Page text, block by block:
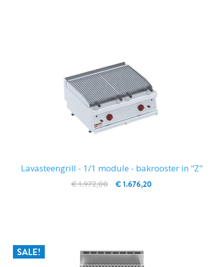
Lavasteengrill - 1/1 module - bakrooster in "Z"
€ 1.676,20
€ 1.972,00
SALE!